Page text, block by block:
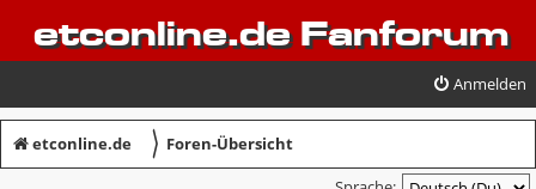
etconline.de Fanforum
Anmelden
etconline.de 〉 Foren-Übersicht